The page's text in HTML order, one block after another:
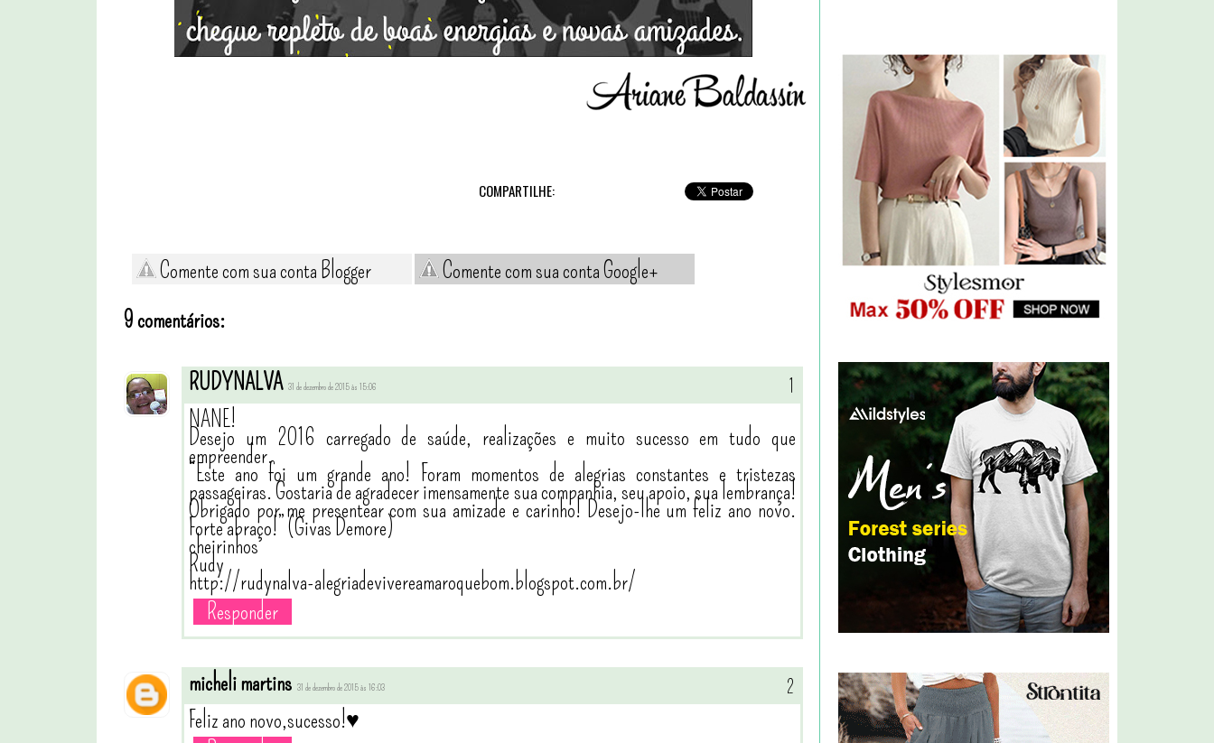
COMPARTILHE:
Comente com sua conta Blogger
Comente com sua conta Google+
9 comentários:
RUDYNALVA 31 de dezembro de 2015 às 15:06
NANE!
Desejo um 2016 carregado de saúde, realizações e muito sucesso em tudo que
empreender.
“Este ano foi um grande ano! Foram momentos de alegrias constantes e tristezas
passageiras. Gostaria de agradecer imensamente sua companhia, seu apoio, sua lembrança!
Obrigado por me presentear com sua amizade e carinho! Desejo-lhe um feliz ano novo.
Forte abraço!” (Givas Demore)
cheirinhos
Rudy
http://rudynalva-alegriadevivereamaroquebom.blogspot.com.br/
Responder
micheli martins 31 de dezembro de 2015 às 16:03
Feliz ano novo,sucesso!♥